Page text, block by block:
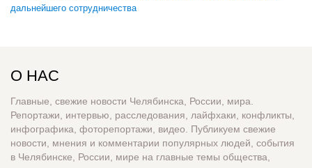
дальнейшего сотрудничества
О НАС
Главные, свежие новости Челябинска, России, мира.
Репортажи, интервью, расследования, лайфхаки, конфликты,
инфографика, фоторепортажи, видео. Публикуем свежие
новости, мнения и комментарии популярных людей, события
в Челябинске, России, мире на главные темы общества,